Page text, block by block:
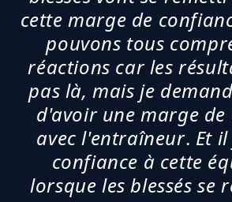
cette marge de
pouvons tous
réactions car les
pas là, mais je
d'avoir une marge de
avec l'entraîneur. Et
confiance à cette
lorsque les blessés se